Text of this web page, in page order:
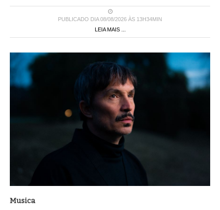
PUBLICADO DIA 08/08/2026 ÀS 13H34MIN
LEIA MAIS ...
Musica